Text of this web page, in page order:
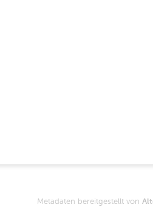
Metadaten bereitgestellt von